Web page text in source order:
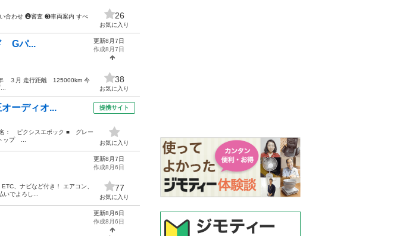
合わせ ❷審査 ❸車両案内 すべ
26
お気に入り
Gパ...
３月 走行距離 125000km 今
更新8月7日
作成8月7日
38
お気に入り
ーディオ...
ピクシスエポック ■ グレー
ップ ...
提携サイト
お気に入り
、ナビなど付き！ エアコン、
でよろし...
更新8月7日
作成8月6日
77
お気に入り
更新8月6日
作成8月6日